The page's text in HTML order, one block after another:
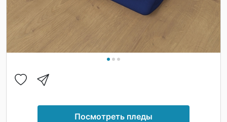
Посмотреть пледы